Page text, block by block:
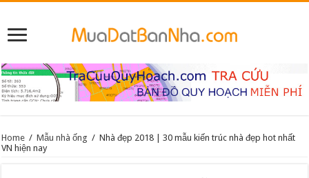
Home / Mẫu nhà ống / Nhà đẹp 2018 | 30 mẫu kiến trúc nhà đẹp hot nhất
VN hiện nay